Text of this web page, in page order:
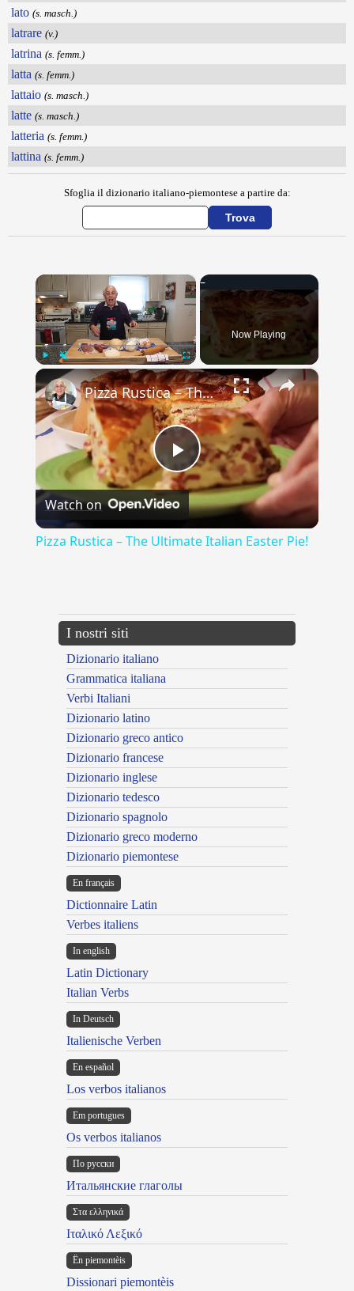
lato (s. masch.)
latrare (v.)
latrina (s. femm.)
latta (s. femm.)
lattaio (s. masch.)
latte (s. masch.)
latteria (s. femm.)
lattina (s. femm.)
Sfoglia il dizionario italiano-piemontese a partire da:
×
Unmute Fullscreen
Now Playing
×
Play
Video
Pizza Rustica – The Ultimate Italian Easter Pie!
Watch on
Pizza Rustica – The Ultimate Italian Easter Pie!
I nostri siti
Dizionario italiano
Grammatica italiana
Verbi Italiani
Dizionario latino
Dizionario greco antico
Dizionario francese
Dizionario inglese
Dizionario tedesco
Dizionario spagnolo
Dizionario greco moderno
Dizionario piemontese
En français
Dictionnaire Latin
Verbes italiens
In english
Latin Dictionary
Italian Verbs
In Deutsch
Italienische Verben
En español
Los verbos italianos
Em portugues
Os verbos italianos
По русски
Итальянские глаголы
Στα ελληνικά
Ιταλικό Λεξικό
Ën piemontèis
Dissionari piemontèis